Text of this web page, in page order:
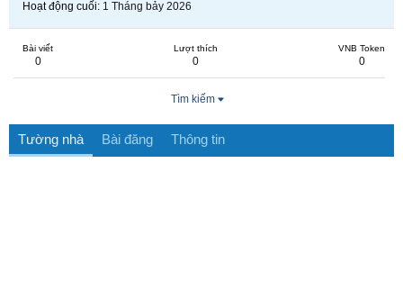
Hoạt động cuối 1 Tháng bảy 2026
Bài viết
0
Lượt thích
0
VNB Token
0
Tìm kiếm
Tường nhà Bài đăng Thông tin